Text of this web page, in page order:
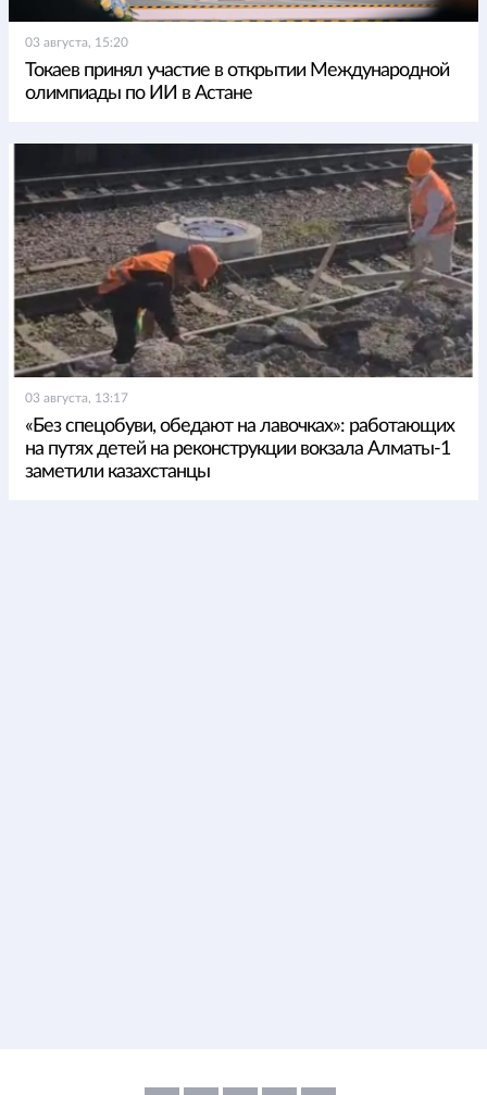
03 августа, 15:20
Токаев принял участие в открытии Международной
олимпиады по ИИ в Астане
03 августа, 13:17
«Без спецобуви, обедают на лавочках»: работающих
на путях детей на реконструкции вокзала Алматы-1
заметили казахстанцы